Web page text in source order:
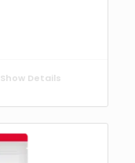
Show Details